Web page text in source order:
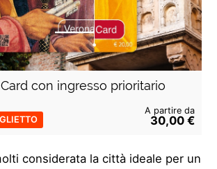
con ingresso prioritario
A partire da
30,00 €
considerata la città ideale per un